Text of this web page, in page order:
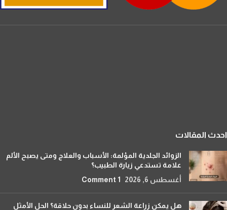
احدث المقالات
الزوائد الجلدية المؤلمة: الأسباب والعلاج ومتى يصبح الألم
علامة تستدعي زيارة الطبيب؟
أغسطس 6, 2026
1 Comment
هل يمكن زراعة الشعر للنساء بدون حلاقة؟ الحل الأمثل